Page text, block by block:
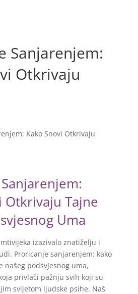
Sanjarenjem:
Otkrivaju
Otkrivaju Tajne
Uma
izazivalo znatiželju i
Proricanje sanjarenjem: kako
našeg podsvjesnog uma,
privlači pažnju svih koji su
svijetom ljudske psihe. Naš